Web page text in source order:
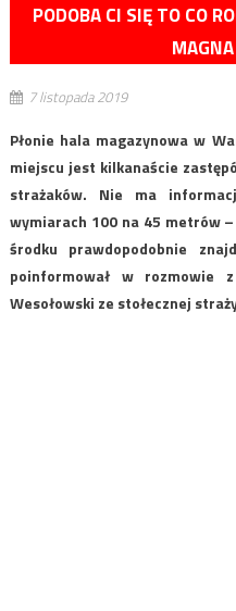
PODOBA CI SIĘ TO CO
7 listopada 2019
Płonie hala magazynowa w
miejscu jest kilkanaście
strażaków. Nie ma
wymiarach 100 na 45 metrów
środku prawdopodobnie
poinformował w
Wesołowski ze stołecznej